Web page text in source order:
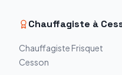
Chauffagiste à
Chauffagiste Frisquet
Cesson